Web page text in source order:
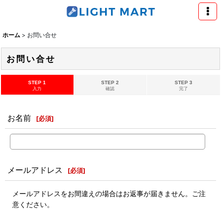
ホーム > お問い合せ
お問い合せ
STEP 1
入力
STEP 2
確認
STEP 3
完了
お名前 [必須]
メールアドレス [必須]
メールアドレスをお間違えの場合はお返事が届きません。ご注
意ください。